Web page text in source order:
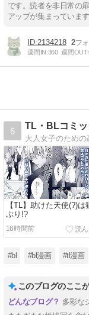
です。読者を非日常の
アップが集まっています
2134218 2
週間IN:360 週間OUT:
6
TL・BLコミ
大人女子のため
【TL】助けた天使(?)は
ぶり!?
16時間前
#bl #bl漫画 #tl漫画
このブログのここ
多彩な